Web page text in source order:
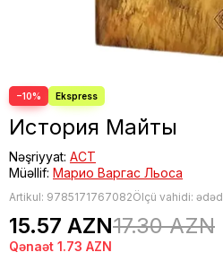
−10%
История Майты
Nəşriyyat: АСТ
Müəllif: Марио Варгас Льоса
Artikul: 9785171767082Ölçü vahidi: ədəd
15.57 AZN17.30 AZN
Qənaət 1.73 AZN